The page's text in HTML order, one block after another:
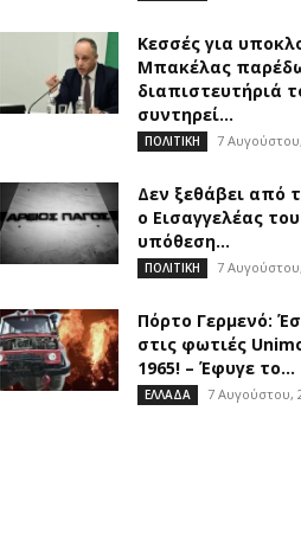
Κεσσές για
Μπακέλας
διαπιστευτήριά
συντηρεί...
ΠΟΛΙΤΙΚΗ 7
Δεν ξεθάβει από
ο Εισαγγελέας
υπόθεση...
ΠΟΛΙΤΙΚΗ 7
Πόρτο Γερμενό:
στις φωτιές
1965! – Έφυγε το...
ΕΛΛΑΔΑ 7 Αυγούστου,